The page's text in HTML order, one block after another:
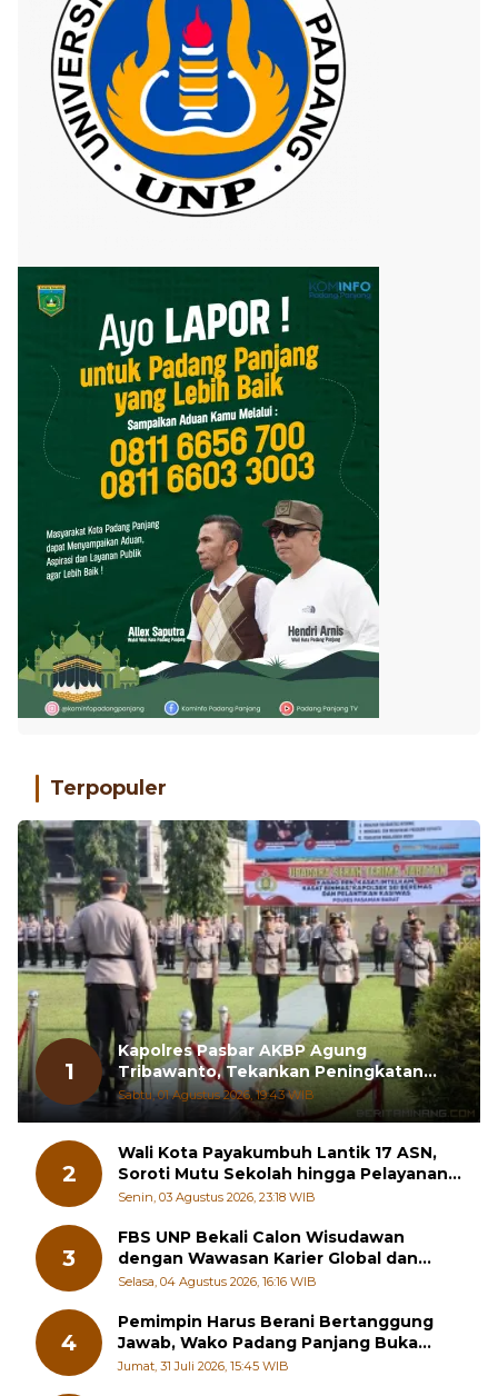
Terpopuler
1
Kapolres Pasbar AKBP Agung
Tribawanto, Tekankan Peningkatan
Pelayanan dan Sinergi dengan
Masyarakat
Sabtu, 01 Agustus 2026, 19:43 WIB
2
Wali Kota Payakumbuh Lantik 17 ASN,
Soroti Mutu Sekolah hingga Pelayanan
RSUD
Senin, 03 Agustus 2026, 23:18 WIB
3
FBS UNP Bekali Calon Wisudawan
dengan Wawasan Karier Global dan
Kewirausahaan Kreatif
Selasa, 04 Agustus 2026, 16:16 WIB
4
Pemimpin Harus Berani Bertanggung
Jawab, Wako Padang Panjang Buka
Pelatihan Kepemimpinan Pelajar
Jumat, 31 Juli 2026, 15:45 WIB